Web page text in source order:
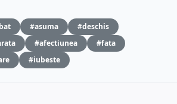
#asuma
#deschis
#afectiunea
#fata
#iubeste